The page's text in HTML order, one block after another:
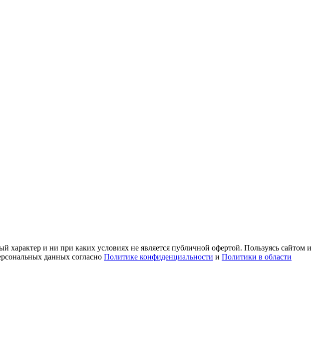
и ни при каких условиях не является публичной офертой. Пользуясь сайтом и
данных согласно Политике конфиденциальности и Политики в области